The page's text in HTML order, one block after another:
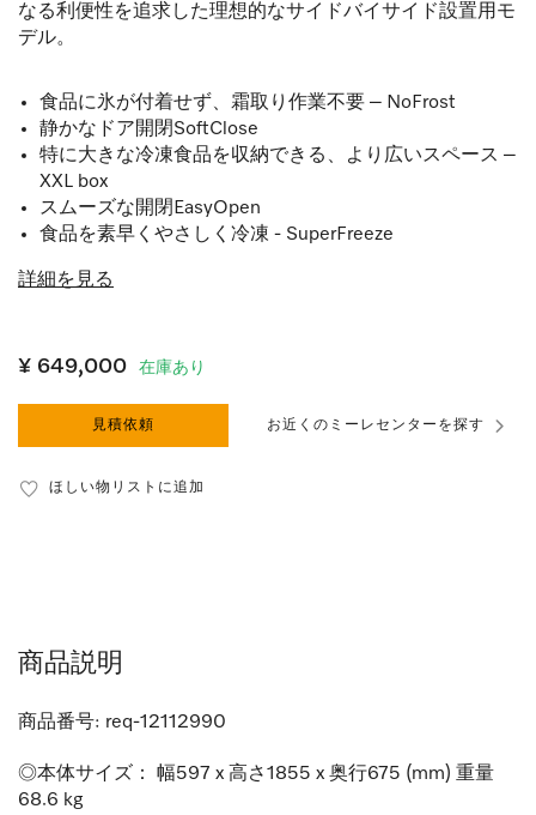
なる利便性を追求した理想的なサイドバイサイド設置用モ
デル。
食品に氷が付着せず、霜取り作業不要 – NoFrost
静かなドア開閉SoftClose
特に大きな冷凍食品を収納できる、より広いスペース –
XXL box
スムーズな開閉EasyOpen
食品を素早くやさしく冷凍 - SuperFreeze
詳細を見る
¥ 649,000 在庫あり
見積依頼 お近くのミーレセンターを探す
ほしい物リストに追加
商品説明
商品番号: req-12112990
◎本体サイズ： 幅597 x 高さ1855 x 奥行675 (mm) 重量
68.6 kg